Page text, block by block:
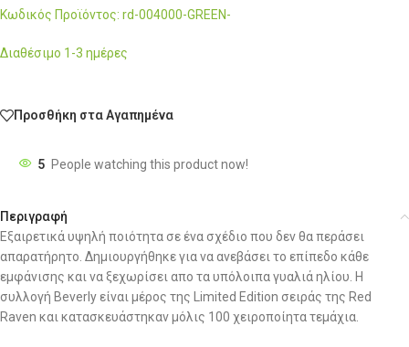
Κωδικός Προϊόντος: rd-004000-GREEN-
Διαθέσιμο 1-3 ημέρες
Προσθήκη στα Αγαπημένα
5 People watching this product now!
Περιγραφή
Εξαιρετικά υψηλή ποιότητα σε ένα σχέδιο που δεν θα περάσει
απαρατήρητο. Δημιουργήθηκε για να ανεβάσει το επίπεδο κάθε
εμφάνισης και να ξεχωρίσει απο τα υπόλοιπα γυαλιά ηλίου. Η
συλλογή Beverly είναι μέρος της Limited Edition σειράς της Red
Raven και κατασκευάστηκαν μόλις 100 χειροποίητα τεμάχια.